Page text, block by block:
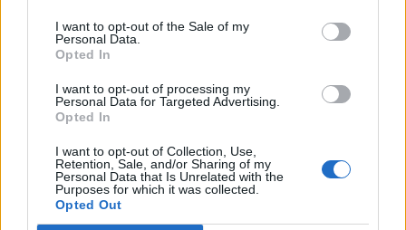
I want to opt-out of the Sale of my
Personal Data.
Opted In
I want to opt-out of processing my
Personal Data for Targeted Advertising.
Opted In
I want to opt-out of Collection, Use,
Retention, Sale, and/or Sharing of my
Personal Data that Is Unrelated with the
Purposes for which it was collected.
Opted Out
συνολική μείωση της ημερήσιας πρόσληψης
θερμίδων.
Οι ειδικοί υπενθυμίζουν, πάντως, ότι
ο καφές
από μόνος του δεν αρκεί για απώλεια
απαιτεί συνολικά υγιεινές συνήθειες, με σωστή
διατροφή, συστηματική άσκηση και επαρκή